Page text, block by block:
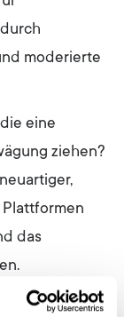
moderierte
eine
ziehen?
das